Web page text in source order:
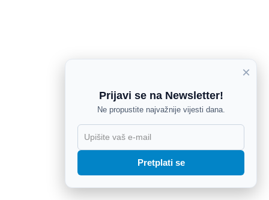
×
Prijavi se na Newsletter!
Ne propustite najvažnije vijesti dana.
Pretplati se